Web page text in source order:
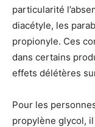
particularité
diacétyle, les
propionyle. Ces
dans certains
effets délétères
Pour les
propylène glycol,